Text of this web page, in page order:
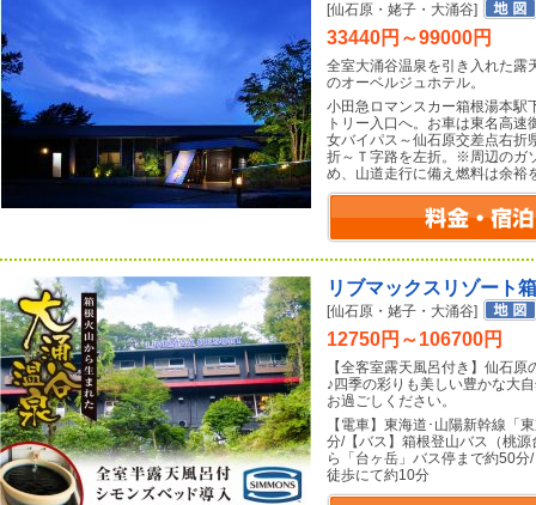
[仙石原・姥子・大涌谷]
33440円～99000円
全室大涌谷温泉を引き入れた露
のオーベルジュホテル。
小田急ロマンスカー箱根湯本駅
トリー入口へ。お車は東名高
女バイパス～仙石原交差点右折
折～Ｔ字路を左折。※周辺のガ
め、山道走行に備え燃料は余裕
リブマックスリゾート
[仙石原・姥子・大涌谷]
12750円～106700円
【全客室露天風呂付き】仙石
♪四季の彩りも美しい豊かな大
お過ごしください。
【電車】東海道･山陽新幹線「
分/【バス】箱根登山バス（桃
ら「台ヶ岳」バス停まで約50
徒歩にて約10分